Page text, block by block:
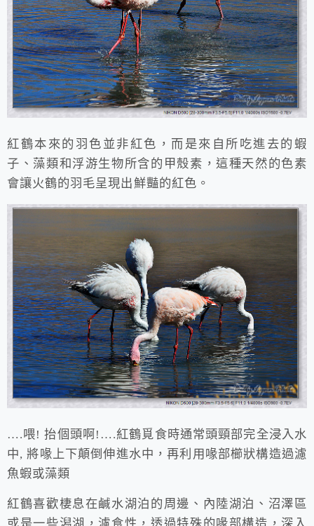
紅鶴本來的羽色並非紅色，而是來自所吃進去的蝦
子、藻類和浮游生物所含的甲殼素，這種天然的色素
會讓火鶴的羽毛呈現出鮮豔的紅色。
….喂! 抬個頭啊!….紅鶴覓食時通常頭頸部完全浸入水
中, 將喙上下顛倒伸進水中，再利用喙部櫛狀構造過濾
魚蝦或藻類
紅鶴喜歡棲息在鹹水湖泊的周邊、內陸湖泊、沼澤區